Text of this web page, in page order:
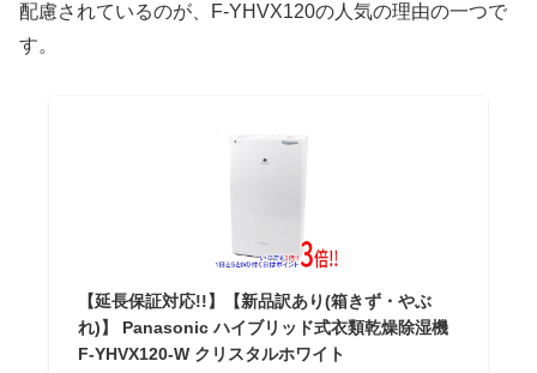
配慮されているのが、F-YHVX120の人気の理由の一つで
す。
【延長保証対応!!】【新品訳あり(箱きず・やぶ
れ)】 Panasonic ハイブリッド式衣類乾燥除湿機
F-YHVX120-W クリスタルホワイト